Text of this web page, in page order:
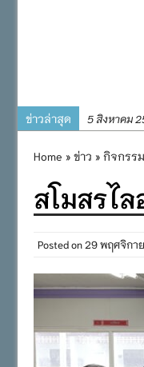
ข่าวล่าสุด 5 สิงหาคม
๒๕๖๙
31 กรกฎาค
31 กรกฎา
Home » ข่าว » กิจกรร
สโมสรไ
Posted on29 พฤศจิกา